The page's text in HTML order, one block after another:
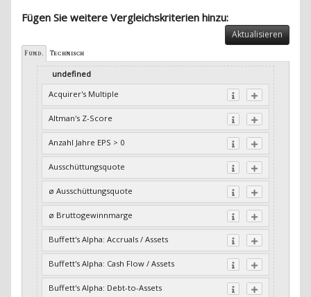
Fügen Sie weitere Vergleichskriterien hinzu:
Aktualisieren
Fund. Technisch
undefined
Acquirer's Multiple
Altman's Z-Score
Anzahl Jahre EPS > 0
Ausschüttungsquote
ø Ausschüttungsquote
ø Bruttogewinnmarge
Buffett's Alpha: Accruals / Assets
Buffett's Alpha: Cash Flow / Assets
Buffett's Alpha: Debt-to-Assets